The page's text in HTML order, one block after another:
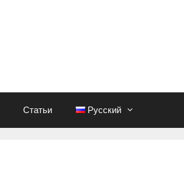
Статьи Русский